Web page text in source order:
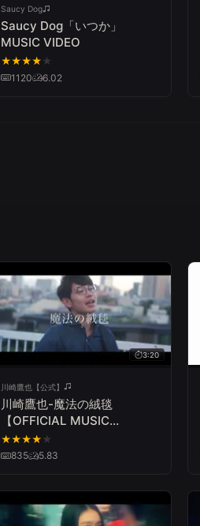
Saucy Dog
Saucy Dog「いつか」
MUSIC VIDEO
★★★★ ★
1120
6.02
3:20
川崎鷹也【公式】
川崎鷹也-魔法の絨毯
【OFFICIAL MUSIC
VIDEO】
★★★★ ★
835
5.83